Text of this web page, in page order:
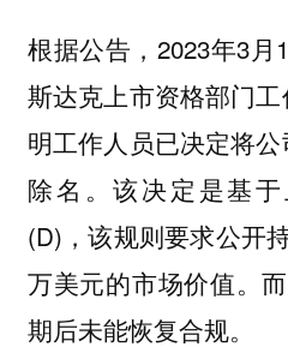
根据公告，2023年3
斯达克上市资格部门
明工作人员已决定将
除名。该决定是基于
(D)，该规则要求公开
万美元的市场价值。
期后未能恢复合规。